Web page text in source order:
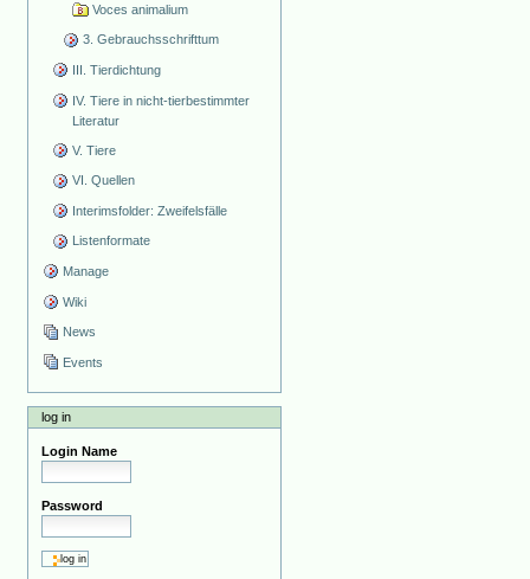
Voces animalium
3. Gebrauchsschrifttum
III. Tierdichtung
IV. Tiere in nicht-tierbestimmter
Literatur
V. Tiere
VI. Quellen
Interimsfolder: Zweifelsfälle
Listenformate
Manage
Wiki
News
Events
log in
Login Name
Password